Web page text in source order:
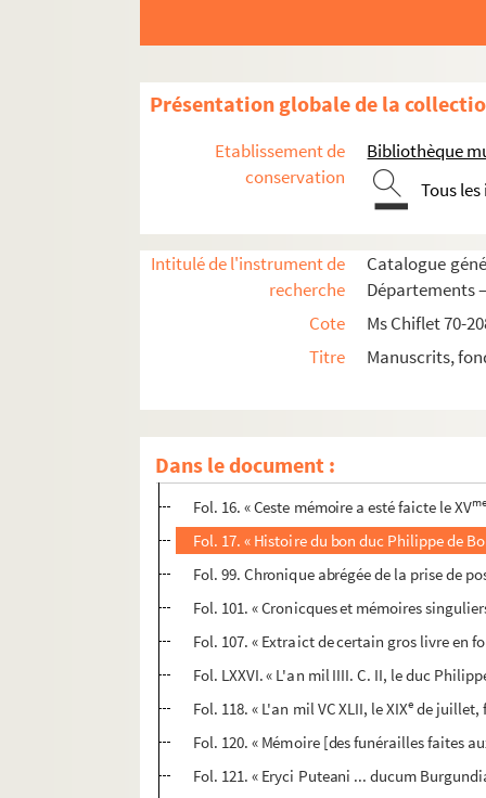
Présentation globale de la
Etablissement de
conservation
Bibliothèque
Tous
Intitulé de l'instrument de
recherche
Catalogue
Départements
Cote
Ms Chiflet 70-
Titre
Manuscrits,
Dans le document :
Ms Chiflet 194. Lettres reçues par Philippe-
Ms Chiflet 196. « Recueil de jurisprudence
Ms Chiflet 197. « Recueil de certains
Ms Chiflet 198. « Recueil des arrêts de M.
Ms Chiflet 199. Questions de jurisprudence
Ms Chiflet 200. « Le Miroir de l'ordre du
Ms Chiflet 201. « Les ordonnances de la
Ms Chiflet 202. Chroniques en vers et en
Fol. 1. « Cy ensuyt ung petit abrégé
Fol. 7. [Titre absent ou non renseigné]
Fol. 12. « Ancienne note des naissances et
Fol. 16. « Ceste mémoire a esté faicte le XV
Fol. 17. « Histoire du bon duc Philippe de
Fol. 99. Chronique abrégée de la prise de
Fol. 101. « Cronicques et mémoires
Fol. 107. « Extraict de certain gros livre en
Fol. LXXVI. « L'an mil IIII. C. II, le duc
Fol. 118. « L'an mil VC XLII, le XIXe de juillet,
Fol. 120. « Mémoire [des funérailles faites
Fol. 121. « Eryci Puteani ... ducum